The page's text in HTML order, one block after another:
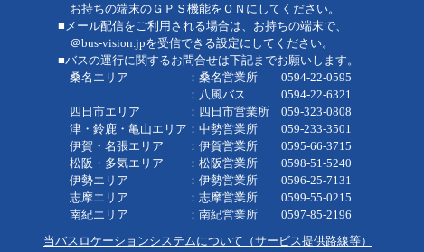
お持ちの端末のＧＰＳ機能をＯＮにしてください。
■メール配信をご利用される場合は、お持ちの端末で、
＠bus-vision.jpを受信できる設定にしてください。
■バスの運行に関するお問合せは下記までお願いします。
桑名エリア ：桑名営業所 0594-22-0595
：八風バス 0594-22-6321
四日市エリア ：四日市営業所 059-323-0808
津・鈴鹿・亀山エリア：中勢営業所 059-233-3501
伊賀・名張エリア ：伊賀営業所 0595-66-3715
松阪・多気エリア ：松阪営業所 0598-51-5240
伊勢エリア ：伊勢営業所 0596-25-7131
志摩エリア ：志摩営業所 0599-55-0215
南紀エリア ：南紀営業所 0597-85-2196
当バスロケーションシステムについて（サービス提供路線等）